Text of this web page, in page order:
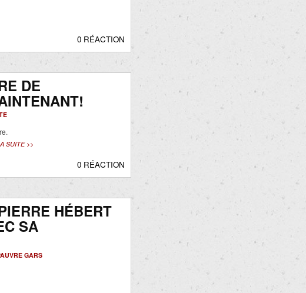
0 RÉACTION
DE
SUITE >>
0 RÉACTION
HÉBERT
SA
GARS